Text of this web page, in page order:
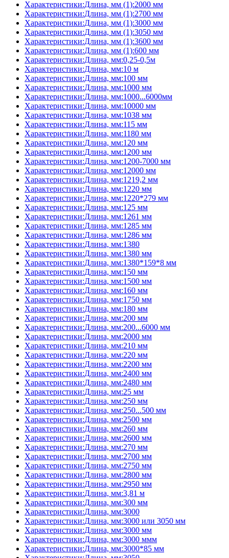
Характеристики:Длина, мм (1):2000 мм
Характеристики:Длина, мм (1):2700 мм
Характеристики:Длина, мм (1):3000 мм
Характеристики:Длина, мм (1):3050 мм
Характеристики:Длина, мм (1):3600 мм
Характеристики:Длина, мм (1):600 мм
Характеристики:Длина, мм:0,25-0,5м
Характеристики:Длина, мм:10 м
Характеристики:Длина, мм:100 мм
Характеристики:Длина, мм:1000 мм
Характеристики:Длина, мм:1000...6000мм
Характеристики:Длина, мм:10000 мм
Характеристики:Длина, мм:1038 мм
Характеристики:Длина, мм:115 мм
Характеристики:Длина, мм:1180 мм
Характеристики:Длина, мм:120 мм
Характеристики:Длина, мм:1200 мм
Характеристики:Длина, мм:1200-7000 мм
Характеристики:Длина, мм:12000 мм
Характеристики:Длина, мм:1219,2 мм
Характеристики:Длина, мм:1220 мм
Характеристики:Длина, мм:1220*279 мм
Характеристики:Длина, мм:125 мм
Характеристики:Длина, мм:1261 мм
Характеристики:Длина, мм:1285 мм
Характеристики:Длина, мм:1286 мм
Характеристики:Длина, мм:1380
Характеристики:Длина, мм:1380 мм
Характеристики:Длина, мм:1380*159*8 мм
Характеристики:Длина, мм:150 мм
Характеристики:Длина, мм:1500 мм
Характеристики:Длина, мм:160 мм
Характеристики:Длина, мм:1750 мм
Характеристики:Длина, мм:180 мм
Характеристики:Длина, мм:200 мм
Характеристики:Длина, мм:200...6000 мм
Характеристики:Длина, мм:2000 мм
Характеристики:Длина, мм:210 мм
Характеристики:Длина, мм:220 мм
Характеристики:Длина, мм:2200 мм
Характеристики:Длина, мм:2400 мм
Характеристики:Длина, мм:2480 мм
Характеристики:Длина, мм:25 мм
Характеристики:Длина, мм:250 мм
Характеристики:Длина, мм:250...500 мм
Характеристики:Длина, мм:2500 мм
Характеристики:Длина, мм:260 мм
Характеристики:Длина, мм:2600 мм
Характеристики:Длина, мм:270 мм
Характеристики:Длина, мм:2700 мм
Характеристики:Длина, мм:2750 мм
Характеристики:Длина, мм:2800 мм
Характеристики:Длина, мм:2950 мм
Характеристики:Длина, мм:3,81 м
Характеристики:Длина, мм:300 мм
Характеристики:Длина, мм:3000
Характеристики:Длина, мм:3000 или 3050 мм
Характеристики:Длина, мм:3000 мм
Характеристики:Длина, мм:3000 ммм
Характеристики:Длина, мм:3000*85 мм